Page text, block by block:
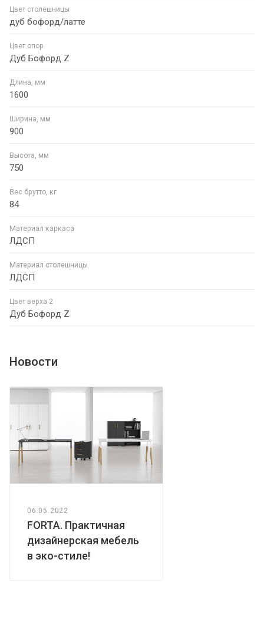
Цвет столешницы
дуб бофорд/латте
Цвет опор
Дуб Бофорд Z
Длина, мм
1600
Ширина, мм
900
Высота, мм
750
Вес брутто, кг
84
Материал каркаса
ЛДСП
Материал столешницы
ЛДСП
Цвет верха 2
Дуб Бофорд Z
Новости
06.05.2022
FORTA. Практичная
дизайнерская мебель
в эко-стиле!